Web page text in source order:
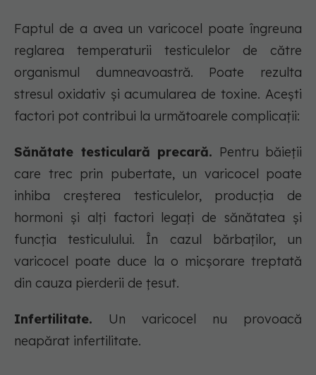
Faptul de a avea un varicocel poate îngreuna
reglarea temperaturii testiculelor de către
organismul dumneavoastră. Poate rezulta
stresul oxidativ și acumularea de toxine. Acești
factori pot contribui la următoarele complicații:
Sănătate testiculară precară. Pentru băieții
care trec prin pubertate, un varicocel poate
inhiba creșterea testiculelor, producția de
hormoni și alți factori legați de sănătatea și
funcția testiculului. În cazul bărbaților, un
varicocel poate duce la o micșorare treptată
din cauza pierderii de țesut.
Infertilitate. Un varicocel nu provoacă
neapărat infertilitate.